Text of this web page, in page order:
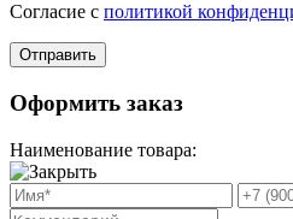
Cогласие с политикой
Оформить заказ
Наименование товара: